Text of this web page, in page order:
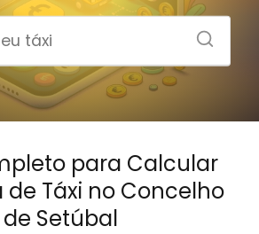
para Calcular
de Táxi no Concelho
de Setúbal